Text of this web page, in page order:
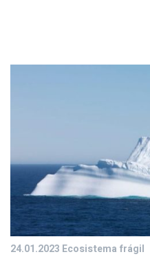
24.01.2023 Ecosistema frágil